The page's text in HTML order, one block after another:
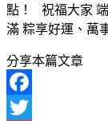
點！ 祝福大家
滿 粽享好運、萬
分享本篇文章
Facebook